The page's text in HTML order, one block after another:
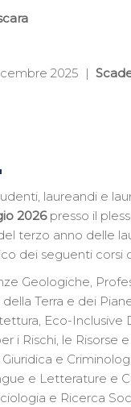
2025 |
laureandi e
2026presso il
terzo anno delle
dei seguenti corsi
Geologiche,
Terra e dei
Eco-Inclusive
i Rischi, le Risorse
e
e Letterature e
e Ricerca